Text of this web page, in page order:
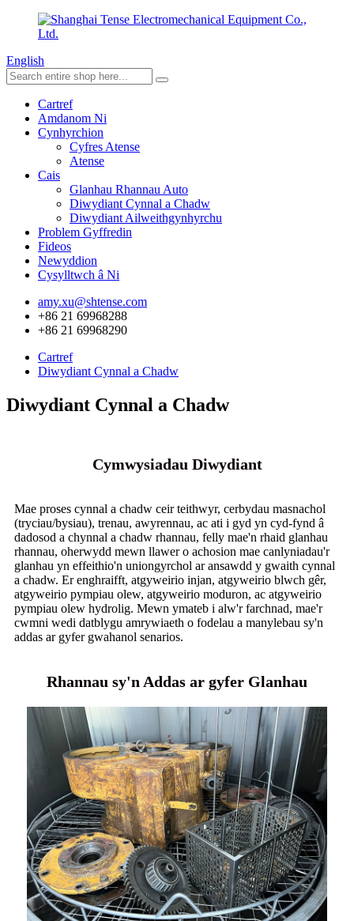
English
Cartref
Amdanom Ni
Cynhyrchion
Cyfres Atense
Atense
Cais
Glanhau Rhannau Auto
Diwydiant Cynnal a Chadw
Diwydiant Ailweithgynhyrchu
Problem Gyffredin
Fideos
Newyddion
Cysylltwch â Ni
amy.xu@shtense.com
+86 21 69968288
+86 21 69968290
Cartref
Diwydiant Cynnal a Chadw
Diwydiant Cynnal a Chadw
Cymwysiadau Diwydiant
Mae proses cynnal a chadw ceir teithwyr, cerbydau masnachol
(tryciau/bysiau), trenau, awyrennau, ac ati i gyd yn cyd-fynd â
dadosod a chynnal a chadw rhannau, felly mae'n rhaid glanhau
rhannau, oherwydd mewn llawer o achosion mae canlyniadau'r
glanhau yn effeithio'n uniongyrchol ar ansawdd y gwaith cynnal
a chadw. Er enghraifft, atgyweirio injan, atgyweirio blwch gêr,
atgyweirio pympiau olew, atgyweirio moduron, ac atgyweirio
pympiau olew hydrolig. Mewn ymateb i alw'r farchnad, mae'r
cwmni wedi datblygu amrywiaeth o fodelau a manylebau sy'n
addas ar gyfer gwahanol senarios.
Rhannau sy'n Addas ar gyfer Glanhau